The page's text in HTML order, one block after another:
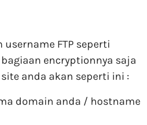
FTP seperti
encryptionnya saja
anda akan seperti ini :
domain anda / hostname